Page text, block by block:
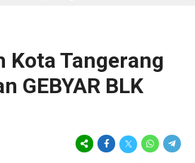
Kota Tangerang
GEBYAR BLK